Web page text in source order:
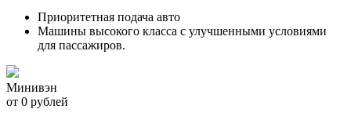
Приоритетная подача авто
Машины высокого класса с улучшенными условиями
для пассажиров.
Минивэн
от 0 рублей